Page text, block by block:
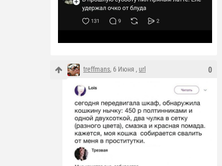
0
treffmans, 6 Июня , url